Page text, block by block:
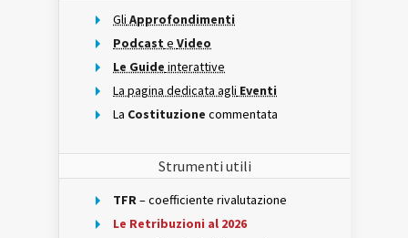
Gli Approfondimenti
Podcast e Video
Le Guide interattive
La pagina dedicata agli Eventi
La Costituzione commentata
Strumenti utili
TFR– coefficiente rivalutazione
Le Retribuzioni al 2026